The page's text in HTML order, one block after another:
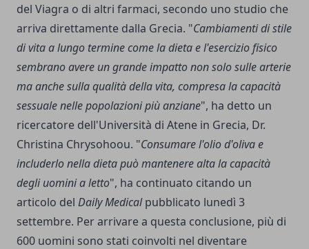
del Viagra o di altri farmaci, secondo uno studio che
arriva direttamente dalla Grecia. "Cambiamenti di stile
di vita a lungo termine come la dieta e l'esercizio fisico
sembrano avere un grande impatto non solo sulle arterie
ma anche sulla qualità della vita, compresa la capacità
sessuale nelle popolazioni più anziane", ha detto un
ricercatore dell'Università di Atene in Grecia, Dr.
Christina Chrysohoou. "Consumare l'olio d'oliva e
includerlo nella dieta può mantenere alta la capacità
degli uomini a letto", ha continuato citando un
articolo del Daily Medicalpubblicato lunedì 3
settembre. Per arrivare a questa conclusione, più di
600 uomini sono stati coinvolti nel diventare